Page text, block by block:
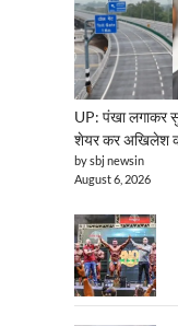
UP: पंखा लगाकर
शेयर कर अखिलेश
by sbj newsin
August 6, 2026